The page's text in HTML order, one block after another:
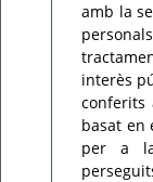
amb la
interès
conferits
basat en
per a la